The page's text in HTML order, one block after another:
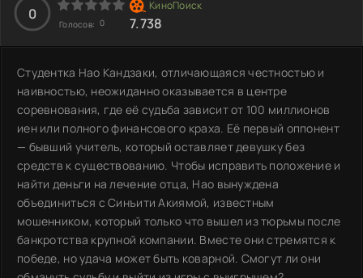
0
Голосов: 0 7.738
Студентка Нао Кандзаки, отличающаяся честностью и
наивностью, неожиданно оказывается в центре
соревнования, где её судьба зависит от 100 миллионов
иен или полного финансового краха. Её первый оппонент
— бывший учитель, который оставляет девушку без
средств к существованию. Чтобы исправить положение и
найти деньги на лечение отца, Нао вынуждена
объединиться с Синъити Акиямой, известным
мошенником, который только что вышел из тюрьмы после
банкротства крупной компании. Вместе они стремятся к
победе, но удача может быть коварной. Смогут ли они